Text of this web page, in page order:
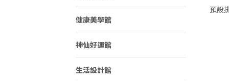
健康美學館
神仙好運館
生活設計館
預設